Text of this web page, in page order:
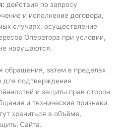
действия по запросу
и исполнение договора,
случаях, осуществление
Оператора при условии,
нарушаются.
обращения, затем в пределах
для подтверждения
и защиты прав сторон.
и технические признаки
храниться в объёме,
Сайта.